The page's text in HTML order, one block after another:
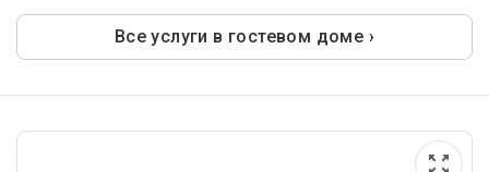
Все услуги в гостевом доме ›